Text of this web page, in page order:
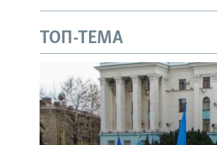
ТОП-ТЕМА